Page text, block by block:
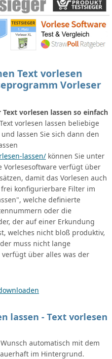
Text vorlesen
Vorleser
vorlesen lassen so einfach
vorlesen lassen beliebige
lassen Sie sich dann den
lassen/ können Sie unter
Vorlesesoftware verfügt über
damit das Vorlesen auch
konfigurierbare Filter im
welche definierte
oder die
der auf einer Erkundung
welches nicht bloß produktiv,
muss nicht lange
über alles was der
lassen - Text vorlesen
automatisch mit dem
im Hintergrund.